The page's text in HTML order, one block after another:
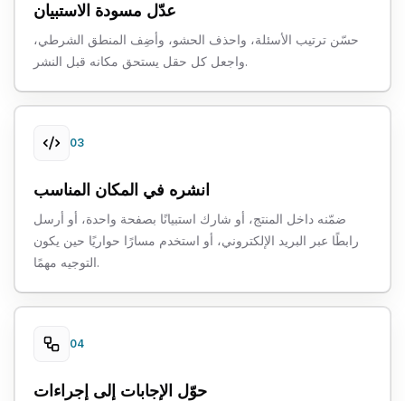
عدّل مسودة الاستبيان
حسّن ترتيب الأسئلة، واحذف الحشو، وأضِف المنطق الشرطي،
واجعل كل حقل يستحق مكانه قبل النشر.
03
انشره في المكان المناسب
ضمّنه داخل المنتج، أو شارك استبيانًا بصفحة واحدة، أو أرسل
رابطًا عبر البريد الإلكتروني، أو استخدم مسارًا حواريًا حين يكون
التوجيه مهمًا.
04
حوّل الإجابات إلى إجراءات